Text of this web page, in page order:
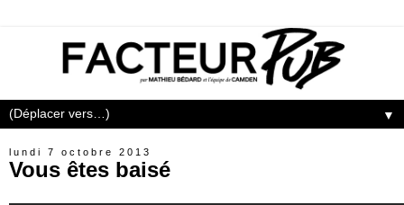
▼
lundi 7 octobre 2013
Vous êtes baisé